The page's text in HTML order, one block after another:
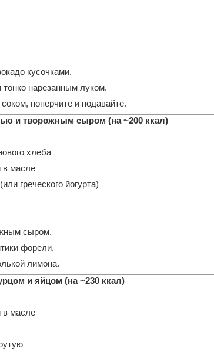
кусочками.
нарезанным луком.
поперчите и подавайте.
и творожным сыром (на ~200 ккал)
хлеба
в масле
греческого йогурта)
сыром.
форели.
лимона.
и яйцом (на ~230 ккал)
в масле